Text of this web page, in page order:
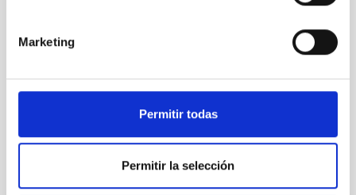
Marketing
Permitir todas
Permitir la selección
It may interest you